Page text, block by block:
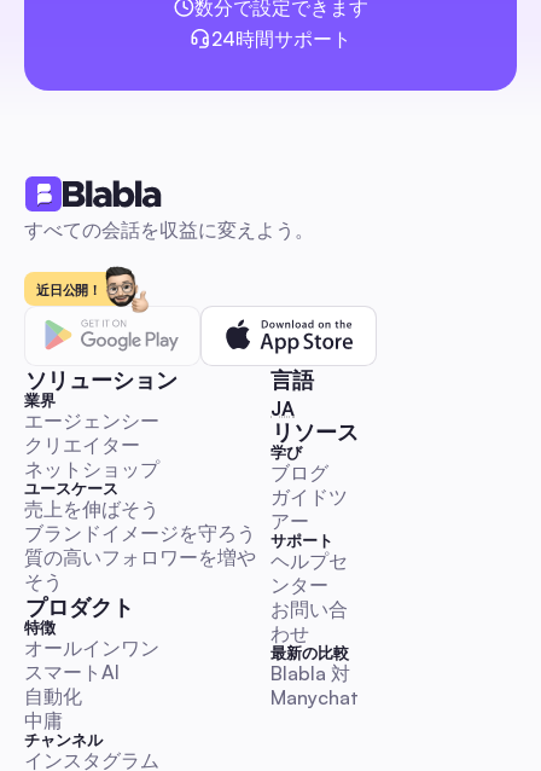
再現可能な運営リズムへと移行します。すぐに使えるテンプレ
ステップバイステップの自動化ブループリント、安全なサード
インフルエンサー・マーケティング：オーストラリア
企業向け2026年自動化プレイブック - 世界進出、拡大
測定
オーストラリアを中心にした自動化優先の初心者向けプレイブ
す。ステップバイステップのDMとコメントのアウトリーチワ
ー、すぐに使えるテンプレート、KPIと予算のベンチマーク、
イアンスガイダンスが含まれています。インフルエンサーマー
ングキャンペーンを迅速に開始、拡大、評価しつつ、本物らし
ちましょう。
コメント＆DM自動化
2025年世界親切の日プレイブック：オーストラリアの
ャルマネージャーのための自動化でエンゲージメント
実践的で即実行可能なガイドです。オーストラリアのタイムゾ
レンダー、コピー＆ペーストできるDM/コメントスクリプト、
レーションルール、オートメーションワークフローが含まれて
す。時間を節約し、KPIテンプレートと法的/倫理的チェックリ
使って信頼性のある親切キャンペーンを実行しましょう。
コメント＆DM自動化
数分で設定できます
24時間サポート
すべての会話を収益に変えよう。
近日公開！
ソリューション
業界
エージェンシー
クリエイター
ネットショップ
ユースケース
売上を伸ばそう
ブランドイメージを守ろう
質の高いフォロワーを増や
そう
プロダクト
特徴
オールインワン
スマートAI
自動化
中庸
チャンネル
インスタグラム
リソース
学び
ブログ
ガイドツ
アー
サポート
ヘルプセ
ンター
お問い合
わせ
最新の比較
Blabla 対
Manychat
言語
JA